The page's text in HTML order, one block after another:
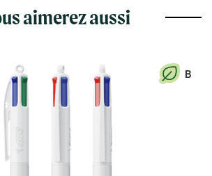
aimerez aussi
B